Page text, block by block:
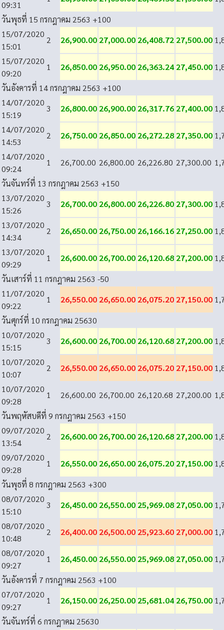
09:31
วันพุธที่ 15 กรกฎาคม 2563 +100
15/07/2020
15:01
2 26,900.00 27,000.00 26,408.72 27,500.00
15/07/2020
09:20
1 26,850.00 26,950.00 26,363.24 27,450.00
วันอังคารที่ 14 กรกฎาคม 2563 +100
14/07/2020
15:19
3 26,800.00 26,900.00 26,317.76 27,400.00
14/07/2020
14:53
2 26,750.00 26,850.00 26,272.28 27,350.00
14/07/2020
09:24
1 26,700.00 26,800.00 26,226.80 27,300.00
วันจันทร์ที่ 13 กรกฎาคม 2563 +150
13/07/2020
15:26
3 26,700.00 26,800.00 26,226.80 27,300.00
13/07/2020
14:34
2 26,650.00 26,750.00 26,166.16 27,250.00
13/07/2020
09:29
1 26,600.00 26,700.00 26,120.68 27,200.00
วันเสาร์ที่ 11 กรกฎาคม 2563 -50
11/07/2020
09:22
1 26,550.00 26,650.00 26,075.20 27,150.00
วันศุกร์ที่ 10 กรกฎาคม 25630
10/07/2020
15:15
3 26,600.00 26,700.00 26,120.68 27,200.00
10/07/2020
10:07
2 26,550.00 26,650.00 26,075.20 27,150.00
10/07/2020
09:28
1 26,600.00 26,700.00 26,120.68 27,200.00
วันพฤหัสบดีที่ 9 กรกฎาคม 2563 +150
09/07/2020
13:54
2 26,600.00 26,700.00 26,120.68 27,200.00
09/07/2020
09:28
1 26,550.00 26,650.00 26,075.20 27,150.00
วันพุธที่ 8 กรกฎาคม 2563 +300
08/07/2020
15:10
3 26,450.00 26,550.00 25,969.08 27,050.00
08/07/2020
10:48
2 26,400.00 26,500.00 25,923.60 27,000.00
08/07/2020
09:27
1 26,450.00 26,550.00 25,969.08 27,050.00
วันอังคารที่ 7 กรกฎาคม 2563 +100
07/07/2020
09:27
1 26,150.00 26,250.00 25,681.04 26,750.00
วันจันทร์ที่ 6 กรกฎาคม 25630